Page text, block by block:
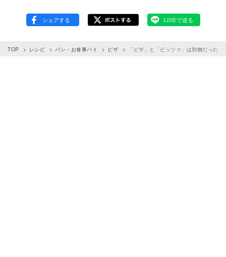
TOP レシピ パン・お食事パイ ピザ 「ピザ」と「ピッツァ」は別物だった